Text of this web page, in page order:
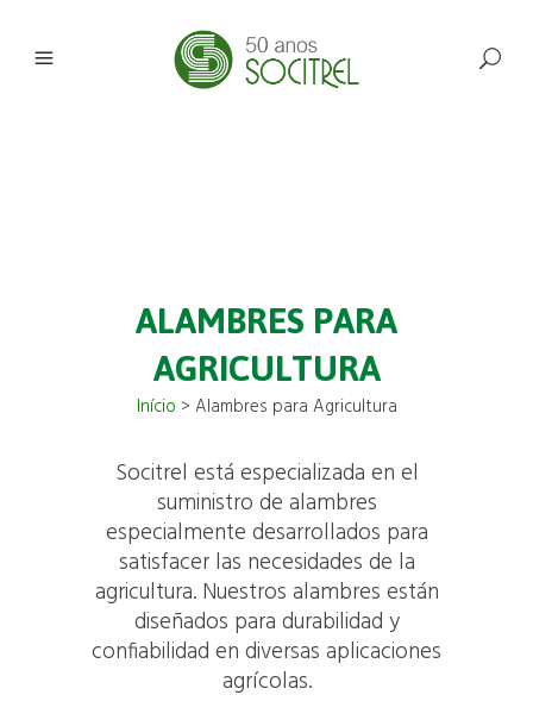
ALAMBRES PARA
AGRICULTURA
Início > Alambres para Agricultura
Socitrel está especializada en el
suministro de alambres
especialmente desarrollados para
satisfacer las necesidades de la
agricultura. Nuestros alambres están
diseñados para durabilidad y
confiabilidad en diversas aplicaciones
agrícolas.